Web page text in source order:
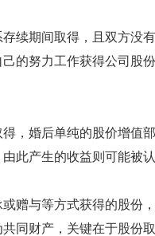
续期间取得，且双方没
的努力工作获得公司股
，婚后单纯的股价增值
此产生的收益则可能被
赠与等方式获得的股份
同财产，关键在于股份